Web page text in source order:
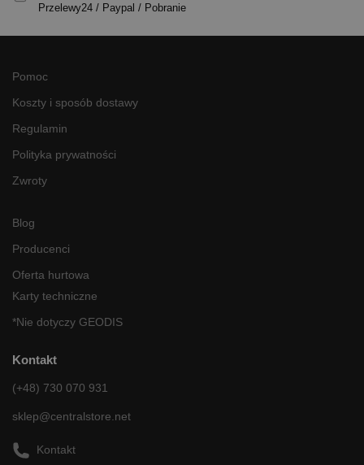
Przelewy24 / Paypal / Pobranie
Pomoc
Koszty i sposób dostawy
Regulamin
Polityka prywatności
Zwroty
Blog
Producenci
Oferta hurtowa
Karty techniczne
*Nie dotyczy GEODIS
Kontakt
(+48) 730 070 931
sklep@centralstore.net
Kontakt